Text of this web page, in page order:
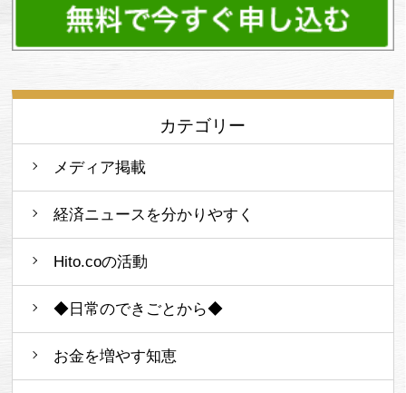
カテゴリー
メディア掲載
経済ニュースを分かりやすく
Hito.coの活動
◆日常のできごとから◆
お金を増やす知恵